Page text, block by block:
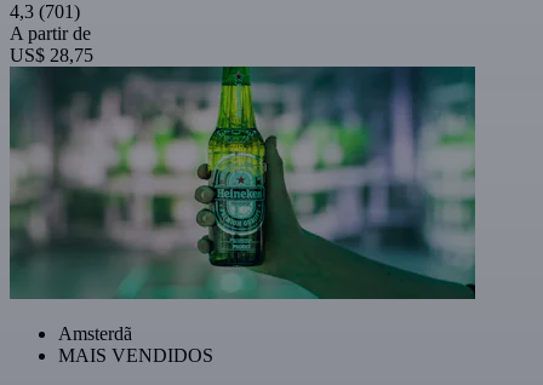
4,3 (701)
A partir de
US$ 28,75
Amsterdã
MAIS VENDIDOS